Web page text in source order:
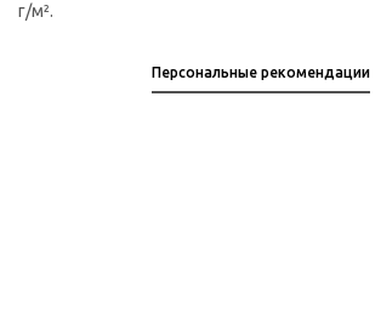
г/м².
Персональные рекомендации